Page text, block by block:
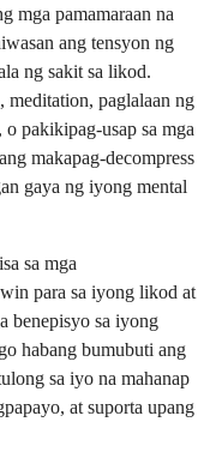
mga pamamaraan na
ang tensyon ng
ng sakit sa likod.
meditation, paglalaan ng
pakikipag-usap sa mga
makapag-decompress
gaya ng iyong mental
sa mga
para sa iyong likod at
benepisyo sa iyong
habang bumubuti ang
sa iyo na mahanap
at suporta upang